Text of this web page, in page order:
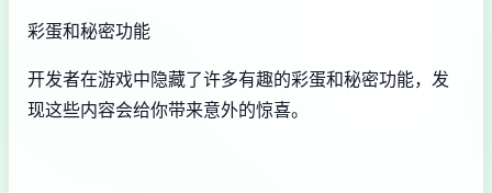
彩蛋和秘密功能
开发者在游戏中隐藏了许多有趣的彩蛋和秘密功能，发
现这些内容会给你带来意外的惊喜。